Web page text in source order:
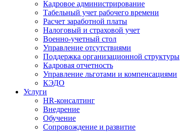
Кадровое администрирование
Табельный учет рабочего времени
Расчет заработной платы
Налоговый и страховой учет
Военно-учетный стол
Управление отсутствиями
Поддержка организационной структуры
Кадровая отчетность
Управление льготами и компенсациями
КЭДО
Услуги
HR-консалтинг
Внедрение
Обучение
Сопровождение и развитие